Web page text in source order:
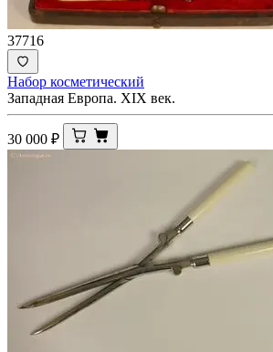
37716
Набор косметический
Западная Европа. XIX век.
30 000 ₽